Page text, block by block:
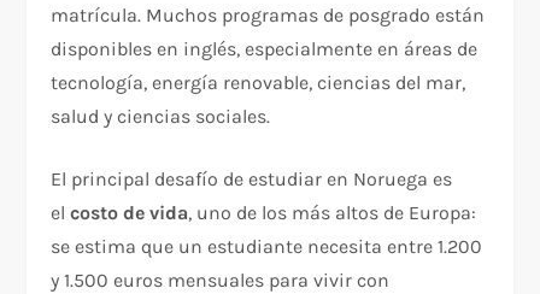
matrícula. Muchos programas de posgrado están
disponibles en inglés, especialmente en áreas de
tecnología, energía renovable, ciencias del mar,
salud y ciencias sociales.
El principal desafío de estudiar en Noruega es
elcosto de vida, uno de los más altos de Europa:
se estima que un estudiante necesita entre 1.200
y 1.500 euros mensuales para vivir con